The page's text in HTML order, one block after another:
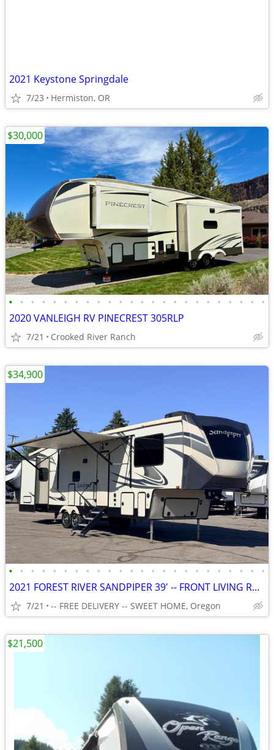
2021 Keystone Springdale
7/23 Hermiston, OR
• • • • • • • • • • • • • • • • • • • • • • • •
2020 VANLEIGH RV PINECREST 305RLP
7/21 Crooked River Ranch
$30,000
• • • • • • • • • • • • • • • • • • • • • • • •
2021 FOREST RIVER SANDPIPER 39' -- FRONT LIVING ROOM -- 5TH WHEEL RV
7/21 -- FREE DELIVERY -- SWEET HOME, Oregon
$34,900
$21,500